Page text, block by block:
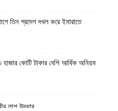
তিন প্রদেশ দখল করে ইমারাতে
হাজার কোটি টাকার বেশি আর্থিক অনিয়ম
লাশ উদ্ধার